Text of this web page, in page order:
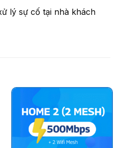
lý sự cố tại nhà khách